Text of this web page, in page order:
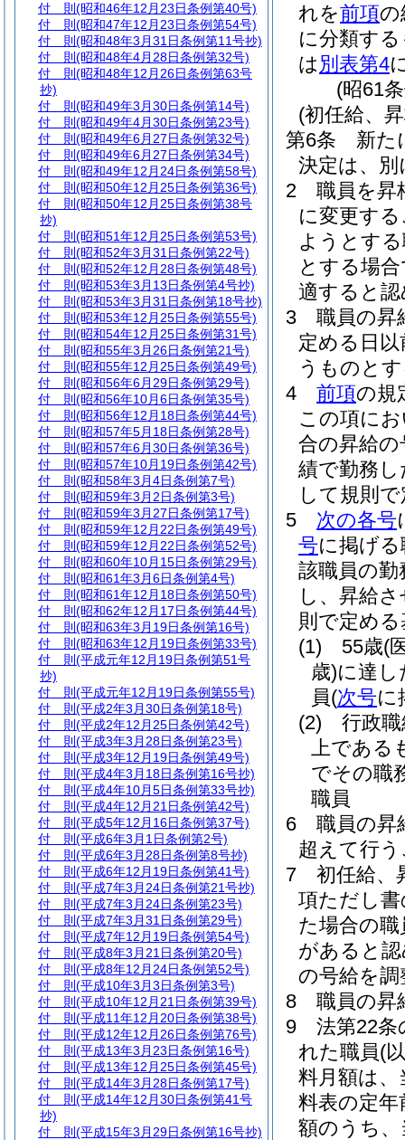
れを前項の
に分類す
は 別表第4
(昭61
(初任給、
第6条
新た
決定は、
2
職員を昇
に変更す
ようとす
とする場
適すると
3
職員の昇
定める日
うものと
4
前項の規
この項に
合の昇給
績で勤務
して規則
5
次の各号
号に掲げ
該職員の
し、昇給
則で定め
(1)
55歳(
歳)に達し
員(次号に
(2)
行政
上である
でその職
職員
6
職員の昇
超えて行
7
初任給、
項ただし
た場合の
があると
の号給を
8
職員の昇
9
法第22条
れた職員(
料月額は、
料表の定年
額のうち
付 則 (昭和46年12月23日条例第40号)
付 則 (昭和47年12月23日条例第54号)
付 則 (昭和48年3月31日条例第11号抄)
付 則 (昭和48年4月28日条例第32号)
付 則 (昭和48年12月26日条例第63号
抄)
付 則 (昭和49年3月30日条例第14号)
付 則 (昭和49年4月30日条例第23号)
付 則 (昭和49年6月27日条例第32号)
付 則 (昭和49年6月27日条例第34号)
付 則 (昭和49年12月24日条例第58号)
付 則 (昭和50年12月25日条例第36号)
付 則 (昭和50年12月25日条例第38号
抄)
付 則 (昭和51年12月25日条例第53号)
付 則 (昭和52年3月31日条例第22号)
付 則 (昭和52年12月28日条例第48号)
付 則 (昭和53年3月13日条例第4号抄)
付 則 (昭和53年3月31日条例第18号抄)
付 則 (昭和53年12月25日条例第55号)
付 則 (昭和54年12月25日条例第31号)
付 則 (昭和55年3月26日条例第21号)
付 則 (昭和55年12月25日条例第49号)
付 則 (昭和56年6月29日条例第29号)
付 則 (昭和56年10月6日条例第35号)
付 則 (昭和56年12月18日条例第44号)
付 則 (昭和57年5月18日条例第28号)
付 則 (昭和57年6月30日条例第36号)
付 則 (昭和57年10月19日条例第42号)
付 則 (昭和58年3月4日条例第7号)
付 則 (昭和59年3月2日条例第3号)
付 則 (昭和59年3月27日条例第17号)
付 則 (昭和59年12月22日条例第49号)
付 則 (昭和59年12月22日条例第52号)
付 則 (昭和60年10月15日条例第29号)
付 則 (昭和61年3月6日条例第4号)
付 則 (昭和61年12月18日条例第50号)
付 則 (昭和62年12月17日条例第44号)
付 則 (昭和63年3月19日条例第16号)
付 則 (昭和63年12月19日条例第33号)
付 則 (平成元年12月19日条例第51号
抄)
付 則 (平成元年12月19日条例第55号)
付 則 (平成2年3月30日条例第18号)
付 則 (平成2年12月25日条例第42号)
付 則 (平成3年3月28日条例第23号)
付 則 (平成3年12月19日条例第49号)
付 則 (平成4年3月18日条例第16号抄)
付 則 (平成4年10月5日条例第33号抄)
付 則 (平成4年12月21日条例第42号)
付 則 (平成5年12月16日条例第37号)
付 則 (平成6年3月1日条例第2号)
付 則 (平成6年3月28日条例第8号抄)
付 則 (平成6年12月19日条例第41号)
付 則 (平成7年3月24日条例第21号抄)
付 則 (平成7年3月24日条例第23号)
付 則 (平成7年3月31日条例第29号)
付 則 (平成7年12月19日条例第54号)
付 則 (平成8年3月21日条例第20号)
付 則 (平成8年12月24日条例第52号)
付 則 (平成10年3月3日条例第3号)
付 則 (平成10年12月21日条例第39号)
付 則 (平成11年12月20日条例第38号)
付 則 (平成12年12月26日条例第76号)
付 則 (平成13年3月23日条例第16号)
付 則 (平成13年12月25日条例第45号)
付 則 (平成14年3月28日条例第17号)
付 則 (平成14年12月30日条例第41号
抄)
付 則 (平成15年3月29日条例第16号抄)